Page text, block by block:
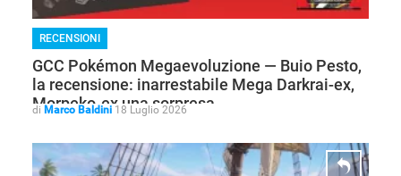
RECENSIONI
GCC Pokémon Megaevoluzione — Buio Pesto,
la recensione: inarrestabile Mega Darkrai-ex,
Morpeko-ex una sorpresa
di Marco Baldini 18 Luglio 2026